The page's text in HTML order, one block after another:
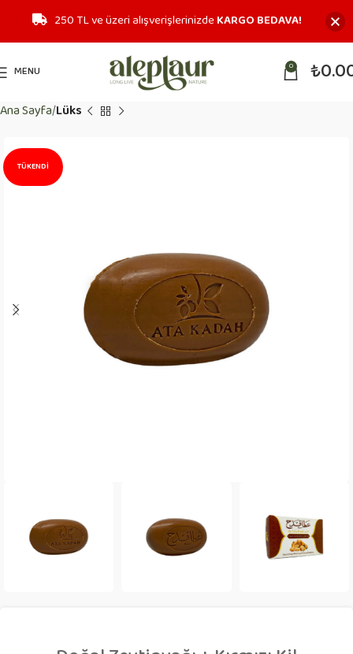
MENU 0 ₺
Ana Sayfa Lüks
TÜKENDI
250 TL ve üzeri alışverişlerinizdeKARGO BEDAVA!